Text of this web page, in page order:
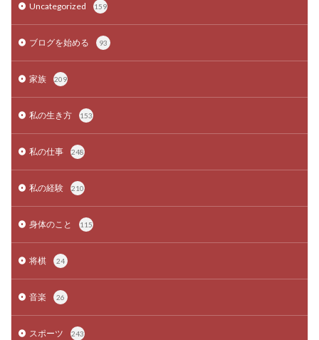
Uncategorized 159
ブログを始める 93
家族 209
私の生き方 153
私の仕事 248
私の経験 210
身体のこと 115
将棋 24
音楽 26
スポーツ 243